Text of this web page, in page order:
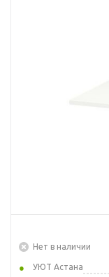
Нет в наличии
УЮТ Астана